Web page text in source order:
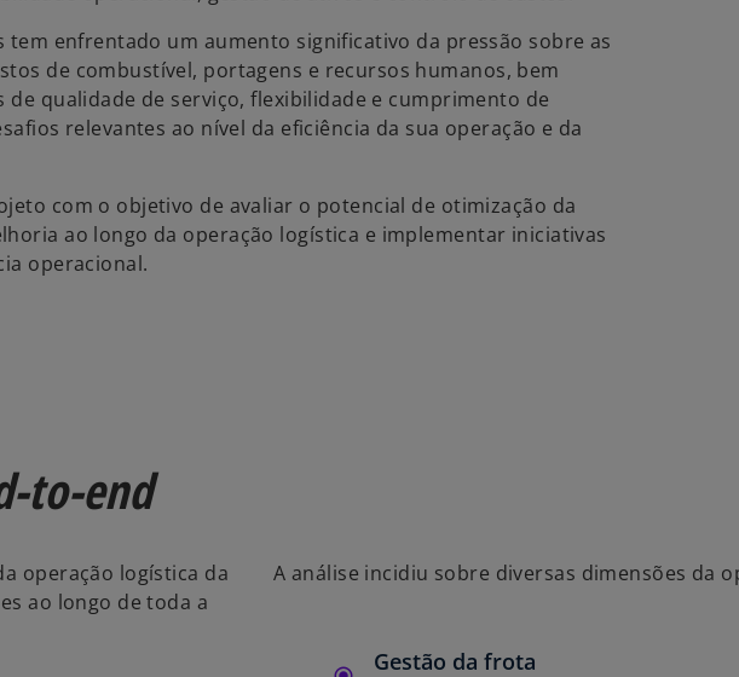
enfrentado um aumento significativo da pressão sobre as
de combustível, portagens e recursos humanos, bem
qualidade de serviço, flexibilidade e cumprimento de
relevantes ao nível da eficiência da sua operação e da
com o objetivo de avaliar o potencial de otimização da
ao longo da operação logística e implementar iniciativas
operacional.
to-end
operação logística da
ao longo de toda a
A análise incidiu sobre diversas dimensões da
Gestão da frota